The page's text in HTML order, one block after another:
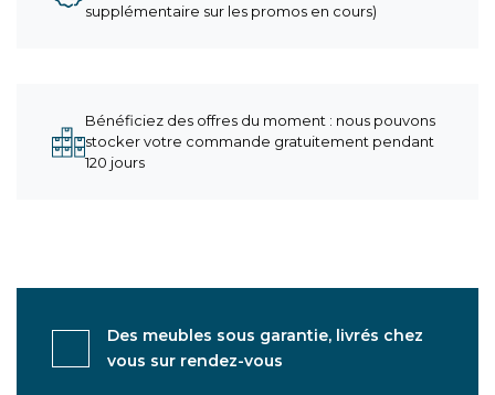
supplémentaire sur les promos en cours)
Bénéficiez des offres du moment : nous pouvons
stocker votre commande gratuitement pendant
120 jours
Des meubles sous garantie, livrés chez
vous sur rendez-vous